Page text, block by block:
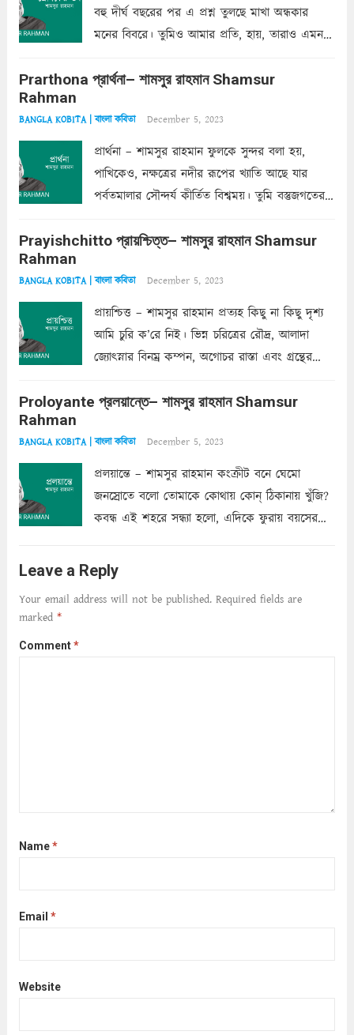
বহু দীর্ঘ বছরের পর এ প্রশ্ন তুলছে মাখা অন্ধকার
মনের বিবরে। তুমিও আমার প্রতি, হায়, তারাও এমন
একান্ত জরুরি- নইলে একটি দেয়াল নিমেষেই ভীষণ
Prarthona প্রার্থনা– শামসুর রাহমান Shamsur
Rahman
BANGLA KOBITA | বাংলা কবিতা December 5, 2023
প্রার্থনা – শামসুর রাহমান ফুলকে সুন্দর বলা হয়,
পাখিকেও, নক্ষত্রের নদীর রূপের খ্যাতি আছে যার
পর্বতমালার সৌন্দর্য কীর্তিত বিশ্বময়। তুমি বস্তুজগতের
তার সুষমায় পার্থক্য অনেক। তোমাকে সুন্দরী বলা চলে,
Prayishchitto প্রায়শ্চিত্ত– শামসুর রাহমান Shamsur
Rahman
BANGLA KOBITA | বাংলা কবিতা December 5, 2023
প্রায়শ্চিত্ত – শামসুর রাহমান প্রত্যহ কিছু না কিছু দৃশ্য
আমি চুরি ক’রে নিই। ভিন্ন চরিত্রের রৌদ্র, আলাদা
জ্যোৎস্নার বিনম্র কম্পন, অগোচর রাস্তা এবং গ্রন্থের
ছায়াচ্ছন্ন মোহন মিথুন মূর্তি, লোপামুদ্রা ভীষণ বিব্রত
Proloyante প্রলয়ান্তে– শামসুর রাহমান Shamsur
Rahman
BANGLA KOBITA | বাংলা কবিতা December 5, 2023
প্রলয়ান্তে – শামসুর রাহমান কংক্রীট বনে ঘেমো
জনস্রোতে বলো তোমাকে কোথায় কোন্‌ ঠিকানায় খুঁজি?
কবন্ধ এই শহরে সন্ধ্যা হলো, এদিকে ফুরায় বয়সের
আমার শরীরে সখ্য গড়ে, তোমার গহন ঊর্মিল যৌবন
আনে আশ্বন...
Leave a Reply
Your email address will not be published. Required fields are
marked *
Comment*
Name*
Email *
Website